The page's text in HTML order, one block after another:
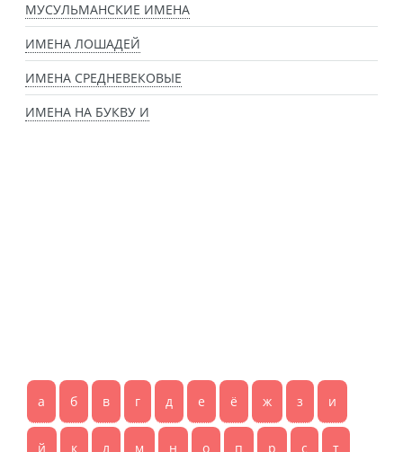
МУСУЛЬМАНСКИЕ ИМЕНА
ИМЕНА ЛОШАДЕЙ
ИМЕНА СРЕДНЕВЕКОВЫЕ
ИМЕНА НА БУКВУ И
а б в г д е ё ж з и
й к л м н о п р с т